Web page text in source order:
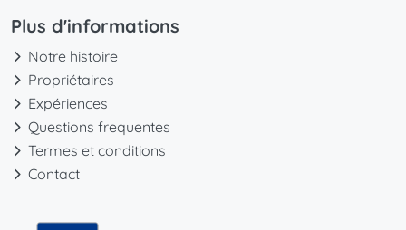
Plus d'informations
Notre histoire
Propriétaires
Expériences
Questions frequentes
Termes et conditions
Contact